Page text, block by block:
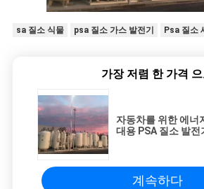
sa 질소 식물 psa 질소 가스 발전기 Psa 질소
가장 저렴 한 가격
자동차를 위한 에너
대용 PSA 질소 발전
계속하다